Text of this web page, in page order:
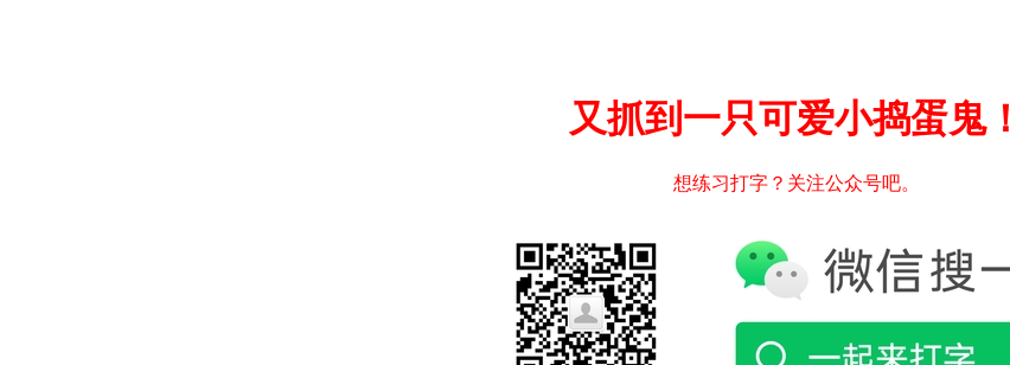
又抓到一只可爱小捣蛋鬼！
想练习打字？关注公众号吧。